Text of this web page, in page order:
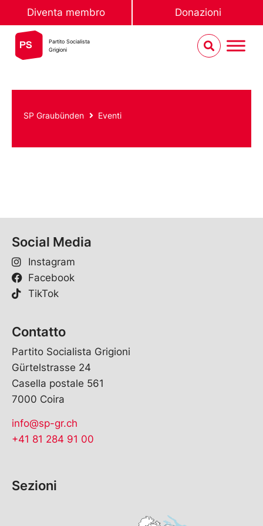
Diventa membro Donazioni
Partito Socialista
Grigioni
SP Graubünden Eventi
Social Media
Instagram
Facebook
TikTok
Contatto
Partito Socialista Grigioni
Gürtelstrasse 24
Casella postale 561
7000 Coira
info@sp-gr.ch
+41 81 284 91 00
Sezioni